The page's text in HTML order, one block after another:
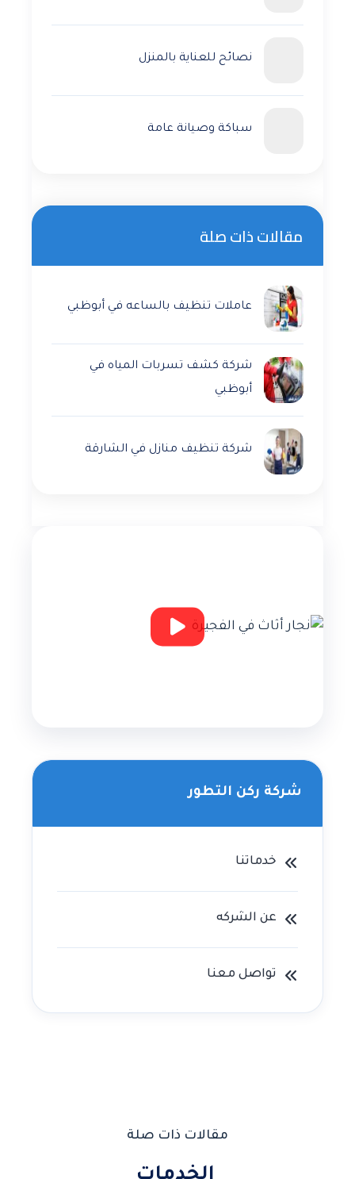
نصائح للعناية بالمنزل
سباكة وصيانة عامة
مقالات ذات صلة
عاملات تنظيف بالساعه في أبوظبي
شركة كشف تسربات المياه في
أبوظبي
شركة تنظيف منازل في الشارقة
شركة ركن التطور
خدماتنا
عن الشركه
تواصل معنا
مقالات ذات صلة